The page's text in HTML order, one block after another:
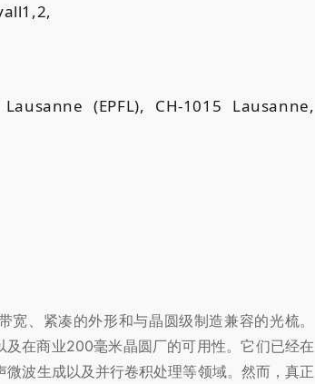
1 ,2,
(EPFL), CH-1015 Lausanne,
、紧凑的外形和与晶圆级制造兼容的光梳。
在商业200毫米晶圆厂的可用性。它们已经在
波生成以及并行卷积处理等领域。然而，真正